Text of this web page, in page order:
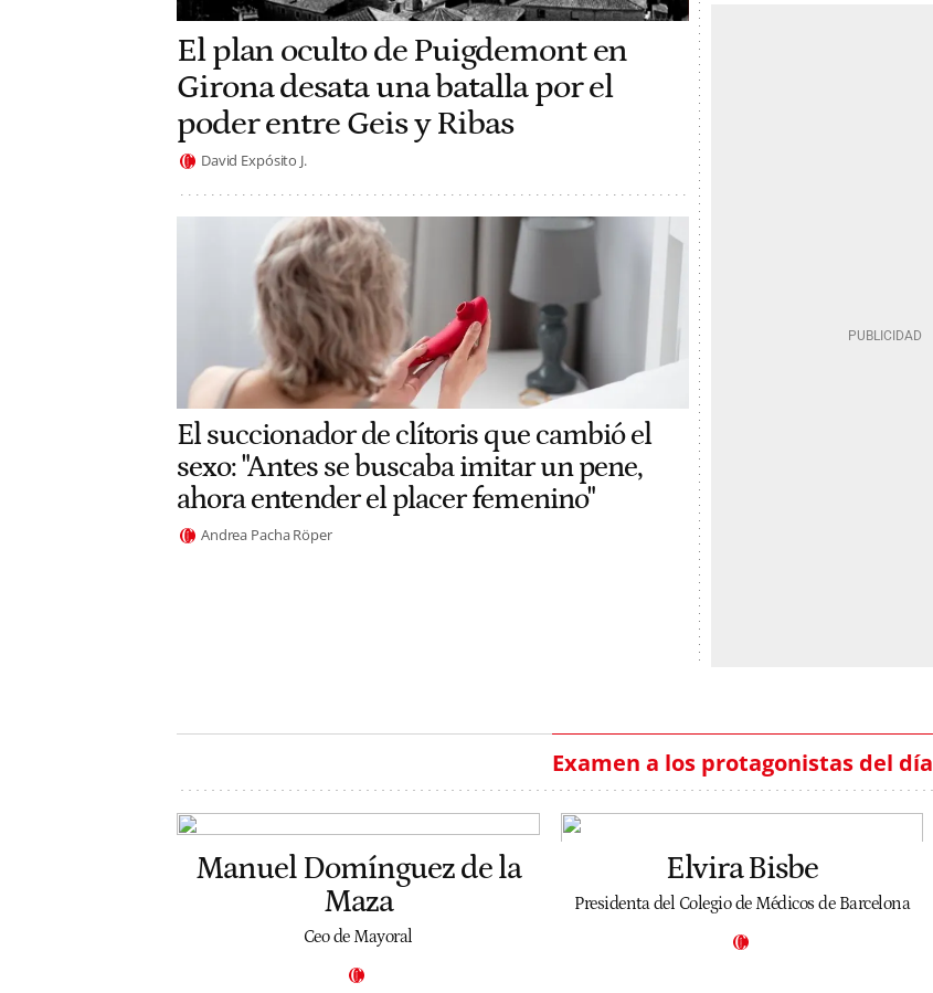
El plan oculto de Puigdemont en
Girona desata una batalla por el
poder entre Geis y Ribas
David Expósito J.
El succionador de clítoris que cambió el
sexo: "Antes se buscaba imitar un pene,
ahora entender el placer femenino"
Andrea Pacha Röper
Examen a los protagonistas del día
Manuel Domínguez de la
Maza
Ceo de Mayoral
Elvira Bisbe
Presidenta del Colegio de Médicos de Barcelona